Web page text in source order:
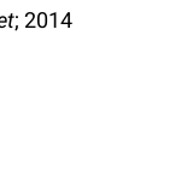
; 2014